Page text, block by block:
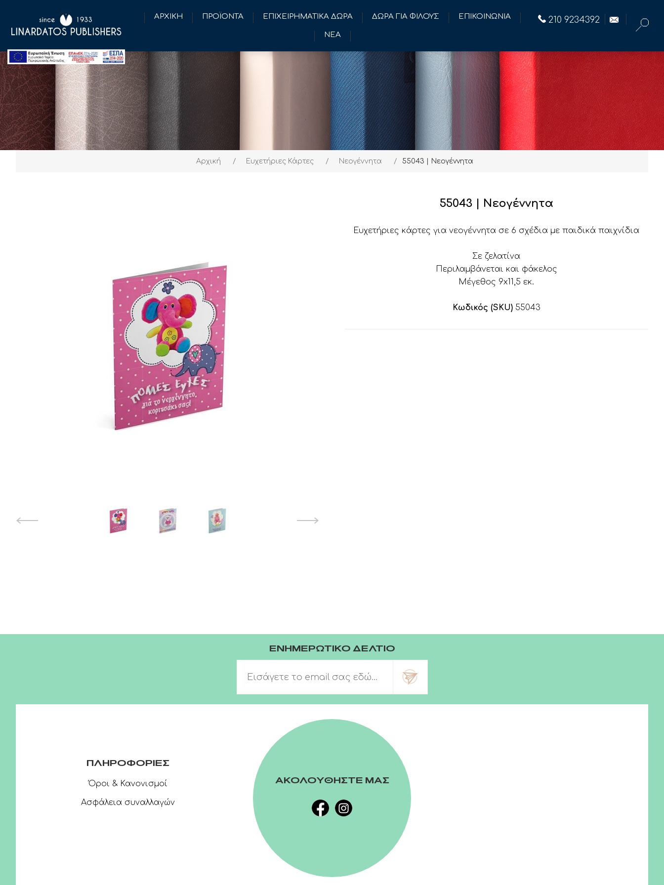
ΑΡΧΙΚΗ ΠΡΟΪΟΝΤΑ ΕΠΙΧΕΙΡΗΜΑΤΙΚΑ ΔΩΡΑ ΔΩΡΑ ΓΙΑ ΦΙΛΟΥΣ ΕΠΙΚΟΙΝΩΝΙΑ
ΝΕΑ
210 9234392
Αρχική / Ευχετήριες Κάρτες / Νεογέννητα / 55043 | Νεογέννητα
55043 | Νεογέννητα
Ευχετήριες κάρτες για νεογέννητα σε 6 σχέδια με παιδικά παιχνίδια
Σε ζελατίνα
Περιλαμβάνεται και φάκελος
Μέγεθος 9x11,5 εκ.
Κωδικός (SKU)55043
ΕΝΗΜΕΡΩΤΙΚΟ ΔΕΛΤΙΟ
ΑΚΟΛΟΥΘΗΣΤΕ ΜΑΣ
ΠΛΗΡΟΦΟΡΙΕΣ
Όροι & Κανονισμοί
Ασφάλεια συναλλαγών